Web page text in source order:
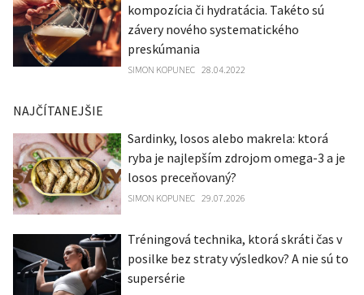
kompozícia či hydratácia. Takéto sú
závery nového systematického
preskúmania
SIMON KOPUNEC 28.04.2022
NAJČÍTANEJŠIE
Sardinky, losos alebo makrela: ktorá
ryba je najlepším zdrojom omega-3 a je
losos preceňovaný?
SIMON KOPUNEC 29.07.2026
Tréningová technika, ktorá skráti čas v
posilke bez straty výsledkov? A nie sú to
supersérie